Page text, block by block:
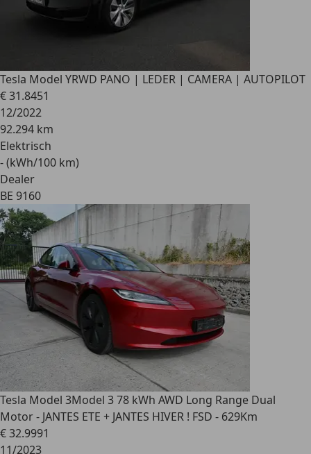
Tesla Model YRWD PANO | LEDER | CAMERA | AUTOPILOT
€ 31.8451
12/2022
92.294 km
Elektrisch
- (kWh/100 km)
Dealer
BE 9160
Tesla Model 3Model 3 78 kWh AWD Long Range Dual
Motor - JANTES ETE + JANTES HIVER ! FSD - 629Km
€ 32.9991
11/2023